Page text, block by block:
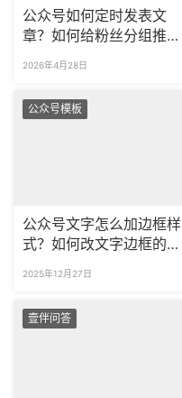
公众号如何定时发表文
章？如何给粉丝分组推送
2026年4月28日
公众号模板
公众号文字怎么加边框样
式？如何改文字边框的颜
2025年12月27日
壹伴问答